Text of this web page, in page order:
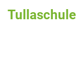
Inhalt
Tullaschule